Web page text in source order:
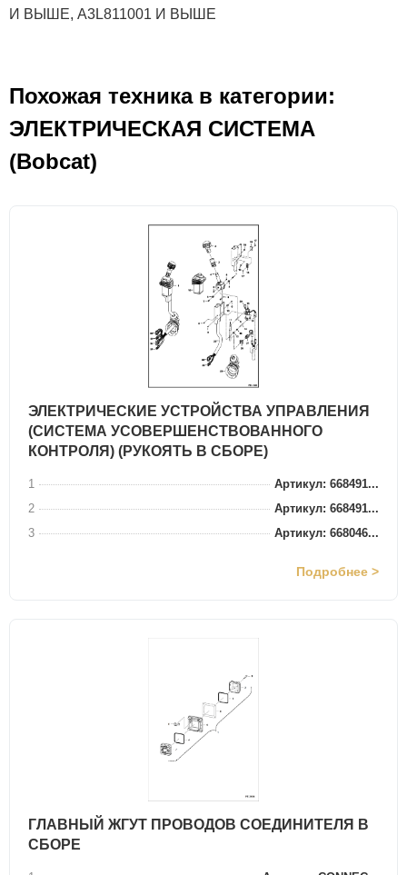
И ВЫШЕ, A3L811001 И ВЫШЕ
Похожая техника в категории:
ЭЛЕКТРИЧЕСКАЯ СИСТЕМА
(Bobcat)
ЭЛЕКТРИЧЕСКИЕ УСТРОЙСТВА УПРАВЛЕНИЯ
(СИСТЕМА УСОВЕРШЕНСТВОВАННОГО
КОНТРОЛЯ) (РУКОЯТЬ В СБОРЕ)
1
Артикул: 668491...
2
Артикул: 668491...
3
Артикул: 668046...
Подробнее >
ГЛАВНЫЙ ЖГУТ ПРОВОДОВ СОЕДИНИТЕЛЯ В
СБОРЕ